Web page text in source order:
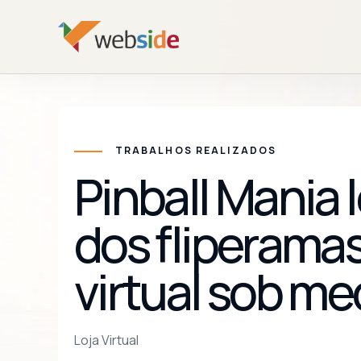
TRABALHOS REALIZADOS
Pinball Mania
dos
virtual sob
Loja Virtual